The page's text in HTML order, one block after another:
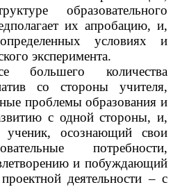
образовательного
их апробацию, и,
условиях и
эксперимента.
количества
со стороны учителя,
проблемы образования и
с одной стороны, и,
осознающий свои
потребности,
и побуждающий
деятельности – с